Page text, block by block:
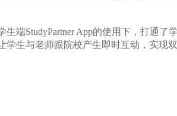
生端StudyPartner App的使用下，打通
学生与老师跟院校产生即时互动，实现